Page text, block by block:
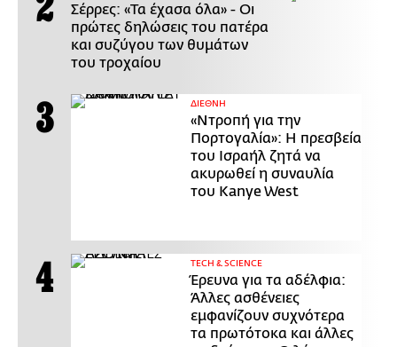
Σέρρες: «Τα έχασα όλα» - Οι
πρώτες δηλώσεις του πατέρα
και συζύγου των θυμάτων
του τροχαίου
ΔΙΕΘΝΗ
«Ντροπή για την
Πορτογαλία»: Η πρεσβεία
του Ισραήλ ζητά να
ακυρωθεί η συναυλία
του Kanye West
ΤECH & SCIENCE
Έρευνα για τα αδέλφια:
Άλλες ασθένειες
εμφανίζουν συχνότερα
τα πρωτότοκα και άλλες